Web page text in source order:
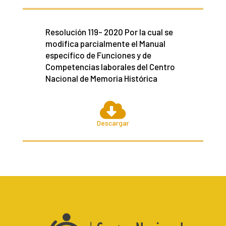
Resolución 119- 2020 Por la cual se
modifica parcialmente el Manual
específico de Funciones y de
Competencias laborales del Centro
Nacional de Memoria Histórica

Descargar